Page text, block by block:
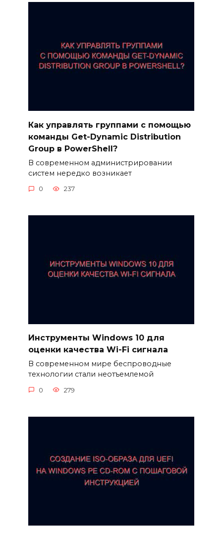
Как управлять группами с помощью
команды Get-Dynamic Distribution
Group в PowerShell?
В современном администрировании
систем нередко возникает
0 237
Инструменты Windows 10 для
оценки качества Wi-Fi сигнала
В современном мире беспроводные
технологии стали неотъемлемой
0 279